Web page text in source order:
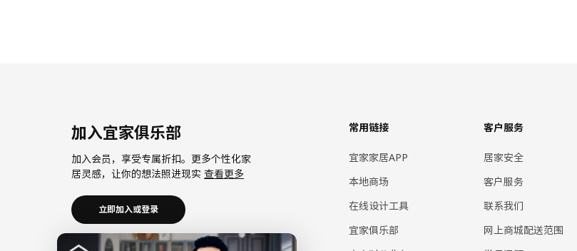
加入宜家俱乐部
加入会员，享受专属折扣。更多个性化家
居灵感，让你的想法照进现实 查看更多
立即加入或登录
常用链接
宜家家居APP
本地商场
在线设计工具
宜家俱乐部
客户服务
居家安全
客户服务
联系我们
网上商城配送范围